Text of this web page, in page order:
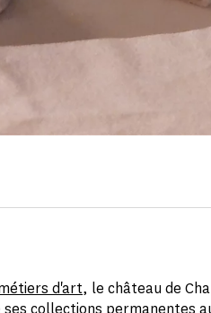
d'art, le château de
ses collections permanentes